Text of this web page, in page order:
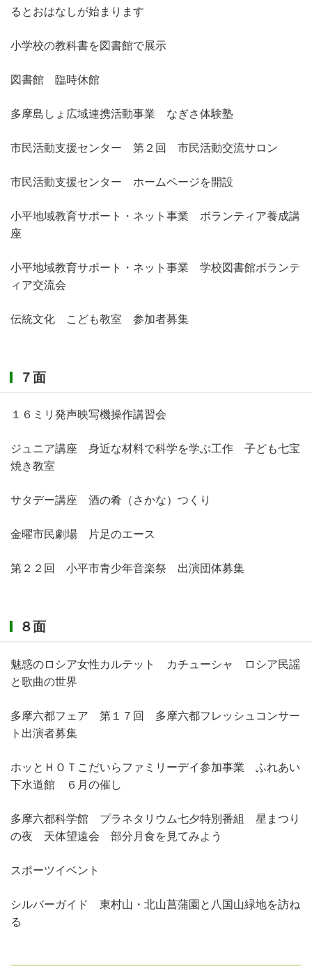
るとおはなしが始まります
小学校の教科書を図書館で展示
図書館 臨時休館
多摩島しょ広域連携活動事業 なぎさ体験塾
市民活動支援センター 第２回 市民活動交流サロン
市民活動支援センター ホームページを開設
小平地域教育サポート・ネット事業 ボランティア養成講
座
小平地域教育サポート・ネット事業 学校図書館ボランテ
ィア交流会
伝統文化 こども教室 参加者募集
７面
１６ミリ発声映写機操作講習会
ジュニア講座 身近な材料で科学を学ぶ工作 子ども七宝
焼き教室
サタデー講座 酒の肴（さかな）つくり
金曜市民劇場 片足のエース
第２２回 小平市青少年音楽祭 出演団体募集
８面
魅惑のロシア女性カルテット カチューシャ ロシア民謡
と歌曲の世界
多摩六都フェア 第１７回 多摩六都フレッシュコンサー
ト出演者募集
ホッとＨＯＴこだいらファミリーデイ参加事業 ふれあい
下水道館 ６月の催し
多摩六都科学館 プラネタリウム七夕特別番組 星まつり
の夜 天体望遠会 部分月食を見てみよう
スポーツイベント
シルバーガイド 東村山・北山菖蒲園と八国山緑地を訪ね
る